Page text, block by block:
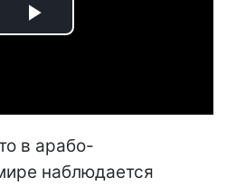
Play
в арабо-
наблюдается